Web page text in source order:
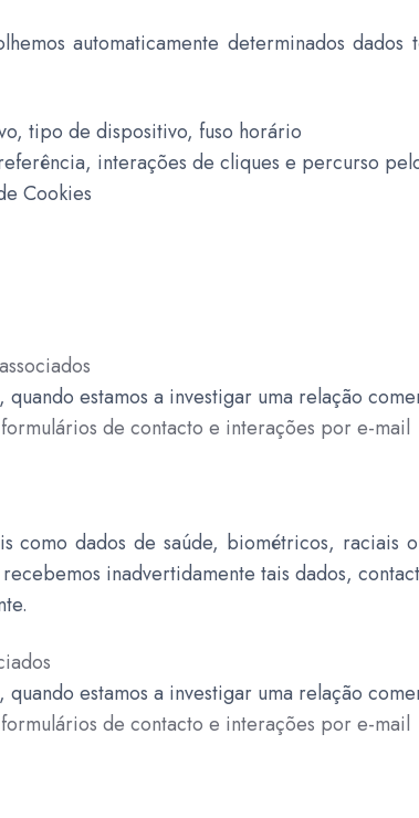
automaticamente determinados dados
tipo de dispositivo, fuso horário
interações de cliques e percurso
Cookies
estamos a investigar uma relação
de contacto e interações por e-mail
como dados de saúde, biométricos, raciais
inadvertidamente tais dados,
estamos a investigar uma relação
de contacto e interações por e-mail